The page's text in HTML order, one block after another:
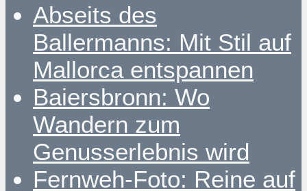
Abseits des
Ballermanns: Mit Stil auf
Mallorca entspannen
Baiersbronn: Wo
Wandern zum
Genusserlebnis wird
Fernweh-Foto: Reine auf